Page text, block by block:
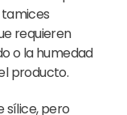
requieren
o la humedad
producto.
sílice, pero